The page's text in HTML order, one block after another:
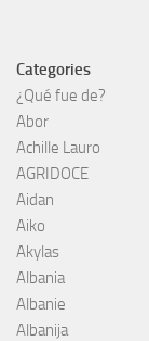
Categories
¿Qué fue de?
Abor
Achille Lauro
AGRIDOCE
Aidan
Aiko
Akylas
Albania
Albanie
Albanija